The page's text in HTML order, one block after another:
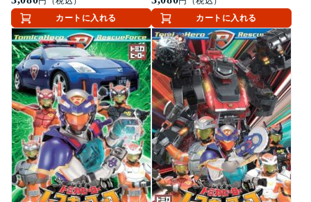
カートに入れる
カートに入れる